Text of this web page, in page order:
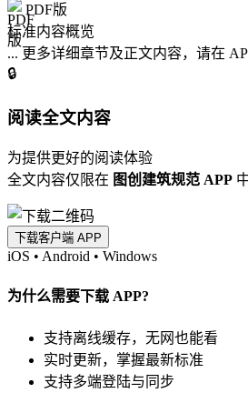
PDF版
标准内容概览
... 更多详细章节及正文内容，请在
🔒
阅读全文内容
为提供更好的阅读体验
全文内容仅限在 图创建筑规范 APP
下载客户端 APP
iOS • Android • Windows
为什么需要下载 APP?
支持离线缓存，无网也能看
实时更新，掌握最新标准
支持多端登陆与同步